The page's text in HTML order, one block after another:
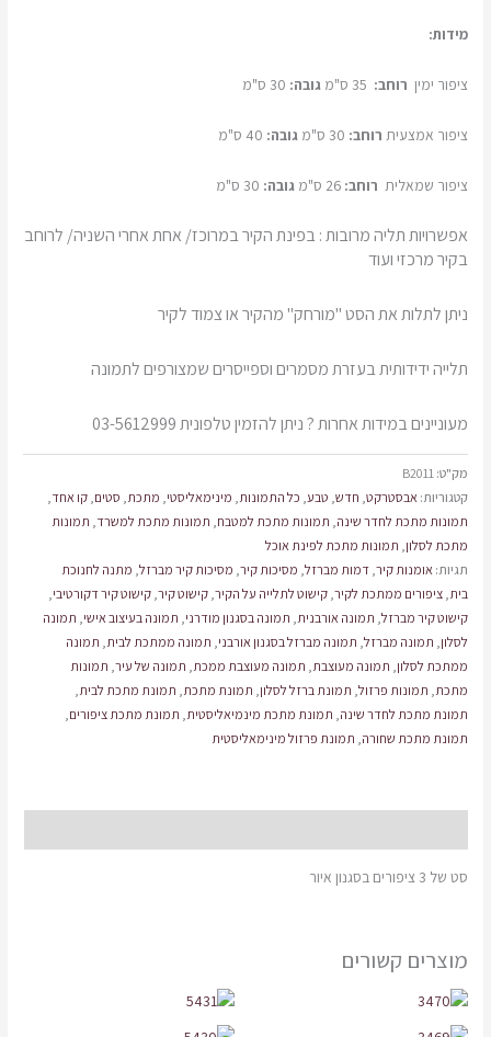
מידות:
ציפור ימין רוחב: גובה:
ציפור אמצעית רוחב: גובה:
ציפור שמאלית רוחב: 26 ס"מ גובה:
אפשרויות תליה מרובות : בפינת הקיר במרוכז/ אחת אחרי השניה/ לרוחב
בקיר מרכזי ועוד
ניתן לתלות את הסט "מורחק" מהקיר או צמוד לקיר
תלייה ידידותית בעזרת מסמרים וספייסרים שמצורפים לתמונה
מעוניינים במידות אחרות ? ניתן להזמין טלפונית 03-5612999
מק"ט:B2011
קטגוריות:אבסטרקט, חדש, טבע, כל התמונות, מינימאליסטי, מתכת, סטים,קו אחד,
תמונות מתכת לחדר שינה, תמונות מתכת למטבח, תמונות מתכת למשרד, תמונות
מתכת לסלון, תמונות מתכת לפינת אוכל
תגיות:אומנות קיר,דמות מברזל, מסיכות קיר, מסיכות קיר מברזל, מתנה לחנוכת
בית,ציפורים ממתכת לקיר,קישוט לתלייה על הקיר,קישוט קיר,קישוט קיר דקורטיבי,
קישוט קיר מברזל, תמונה אורבנית, תמונה בסגנון מודרני, תמונה בעיצוב אישי, תמונה
לסלון, תמונה מברזל, תמונה מברזל בסגנון אורבני, תמונה ממתכת לבית, תמונה
ממתכת לסלון, תמונה מעוצבת, תמונה מעוצבת ממכת, תמונה של עיר, תמונות
מתכת, תמונות פרזול, תמונת ברזל לסלון, תמונת מתכת, תמונת מתכת לבית,
תמונת מתכת לחדר שינה, תמונת מתכת מינמיאליסטית, תמונת מתכת ציפורים,
תמונת מתכת שחורה, תמונת פרזול מינימאליסטית
סט של 3 ציפורים בסגנון איור
מוצרים קשורים